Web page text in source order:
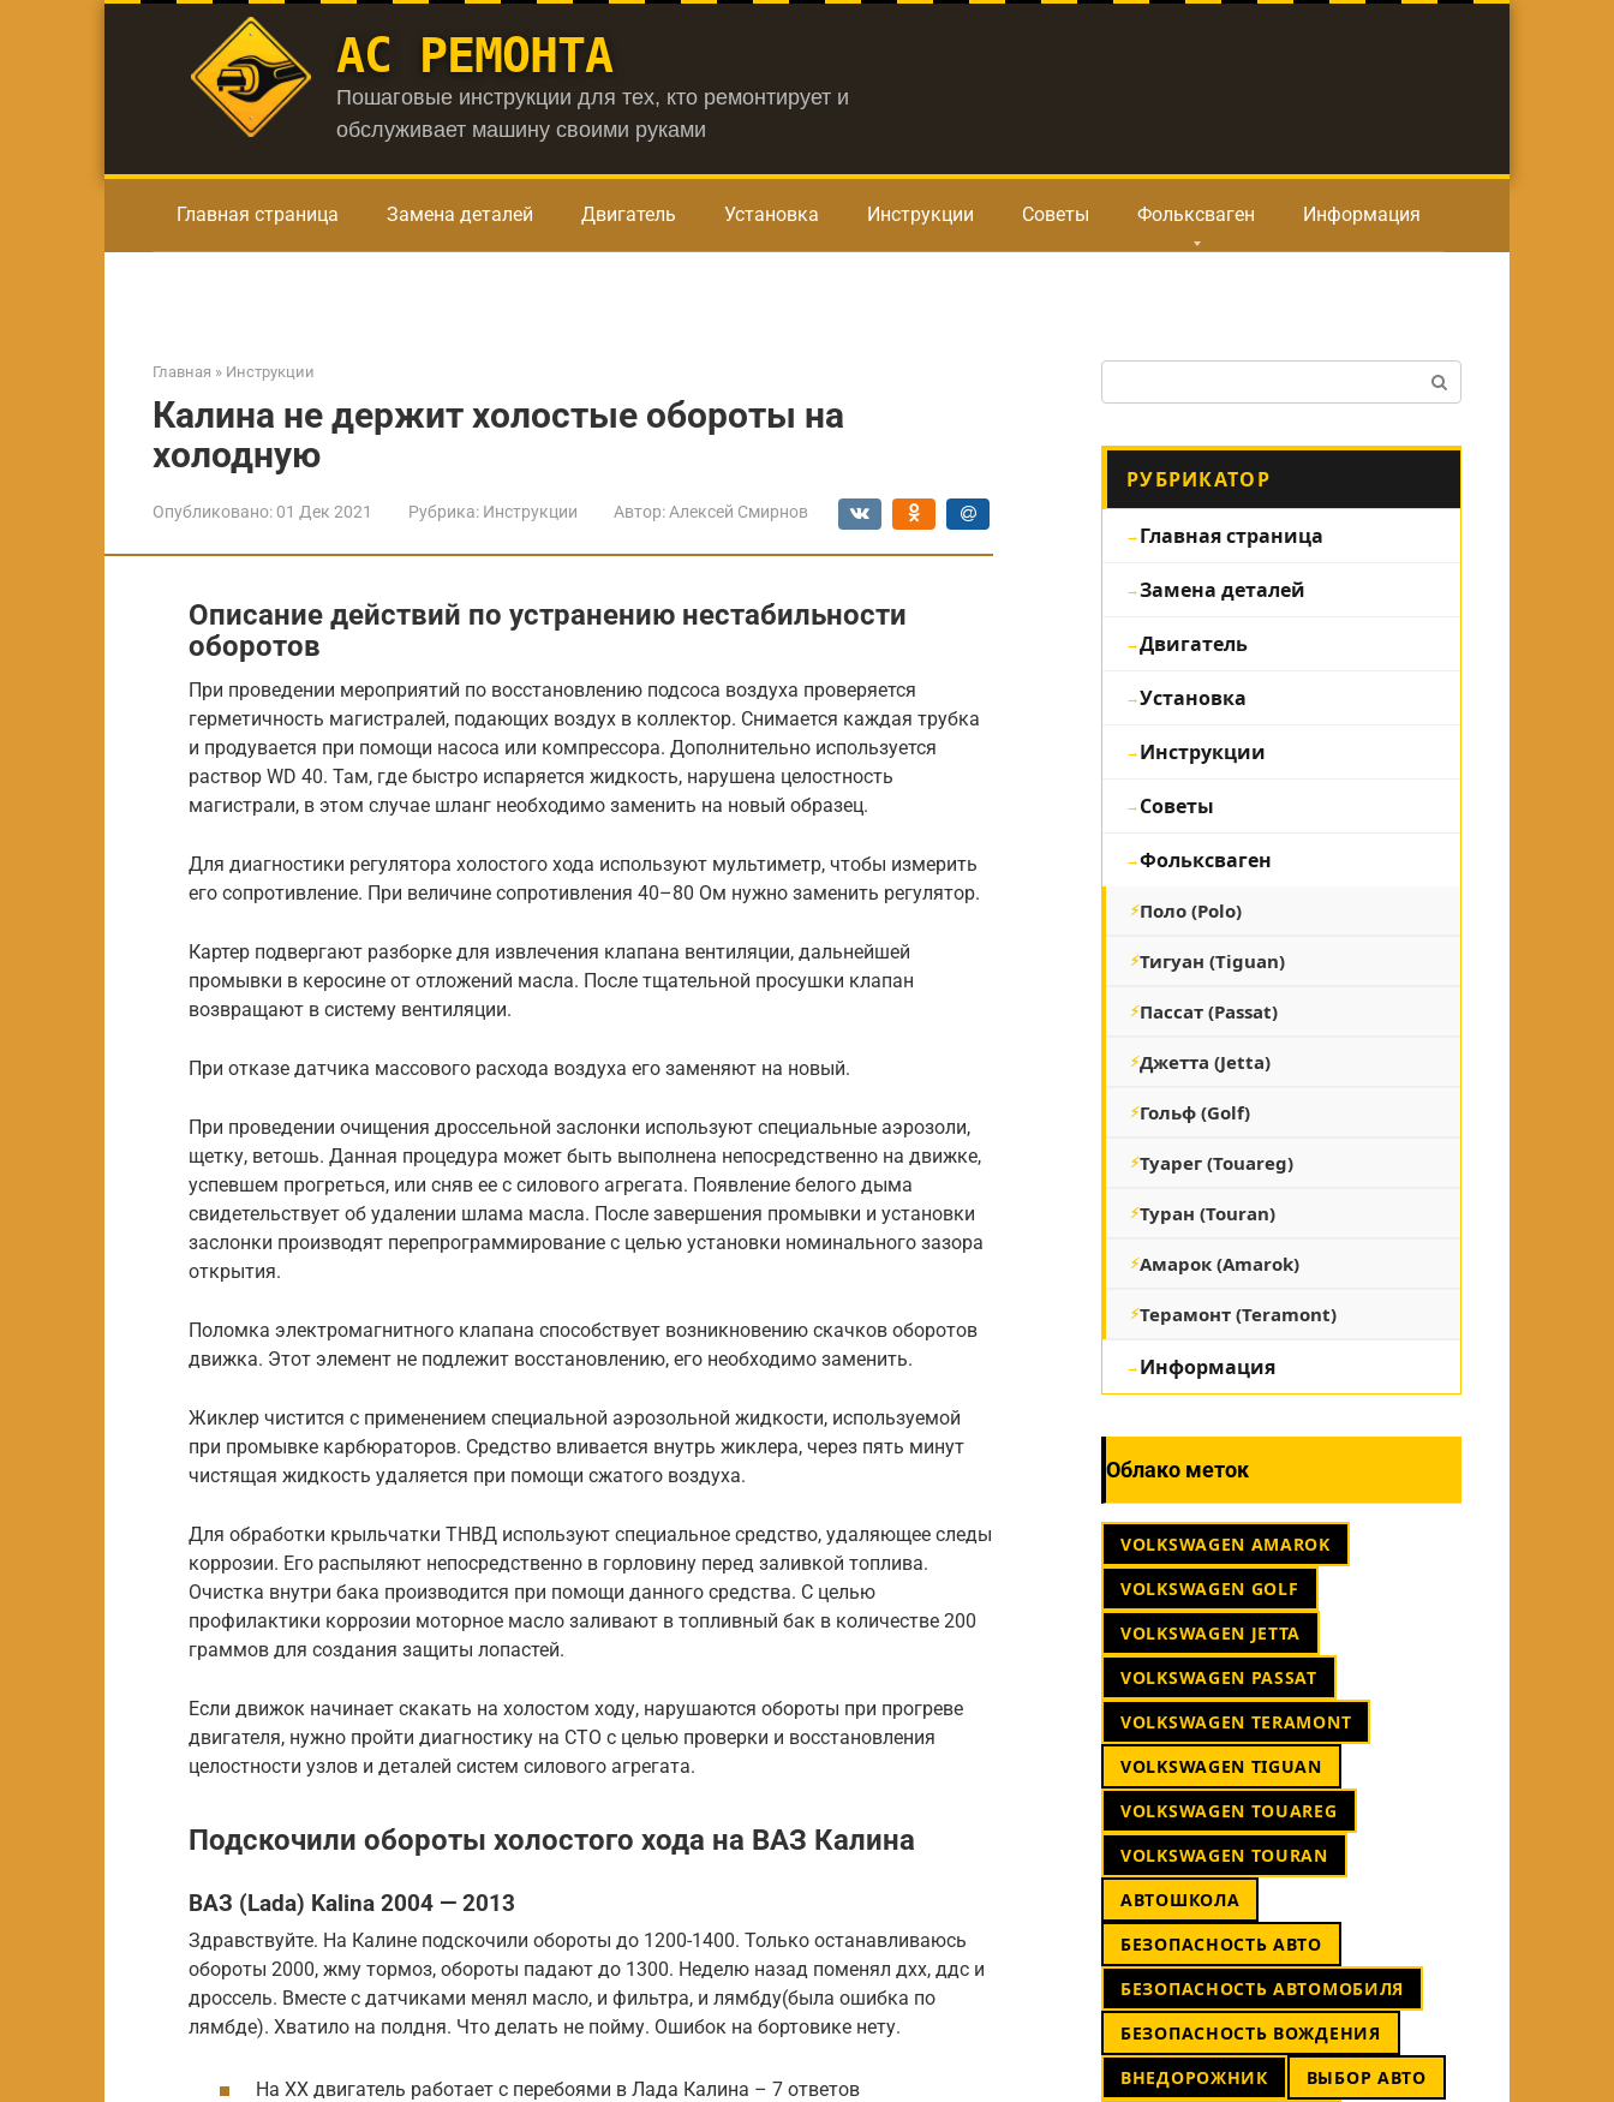
АС РЕМОНТА
Пошаговые инструкции для тех, кто ремонтирует и
обслуживает машину своими руками
Главная страница Замена деталей Двигатель Установка Инструкции Советы Фольксваген Информация
Главная » Инструкции
Калина не держит холостые обороты на
холодную
Опубликовано: 01 Дек 2021 Рубрика: Инструкции Автор: Алексей Смирнов
Описание действий по устранению нестабильности
оборотов
При проведении мероприятий по восстановлению подсоса воздуха проверяется
герметичность магистралей, подающих воздух в коллектор. Снимается каждая трубка
и продувается при помощи насоса или компрессора. Дополнительно используется
раствор WD 40. Там, где быстро испаряется жидкость, нарушена целостность
магистрали, в этом случае шланг необходимо заменить на новый образец.
Для диагностики регулятора холостого хода используют мультиметр, чтобы измерить
его сопротивление. При величине сопротивления 40–80 Ом нужно заменить регулятор.
Картер подвергают разборке для извлечения клапана вентиляции, дальнейшей
промывки в керосине от отложений масла. После тщательной просушки клапан
возвращают в систему вентиляции.
При отказе датчика массового расхода воздуха его заменяют на новый.
При проведении очищения дроссельной заслонки используют специальные аэрозоли,
щетку, ветошь. Данная процедура может быть выполнена непосредственно на движке,
успевшем прогреться, или сняв ее с силового агрегата. Появление белого дыма
свидетельствует об удалении шлама масла. После завершения промывки и установки
заслонки производят перепрограммирование с целью установки номинального зазора
открытия.
Поломка электромагнитного клапана способствует возникновению скачков оборотов
движка. Этот элемент не подлежит восстановлению, его необходимо заменить.
Жиклер чистится с применением специальной аэрозольной жидкости, используемой
при промывке карбюраторов. Средство вливается внутрь жиклера, через пять минут
чистящая жидкость удаляется при помощи сжатого воздуха.
Для обработки крыльчатки ТНВД используют специальное средство, удаляющее следы
коррозии. Его распыляют непосредственно в горловину перед заливкой топлива.
Очистка внутри бака производится при помощи данного средства. С целью
профилактики коррозии моторное масло заливают в топливный бак в количестве 200
граммов для создания защиты лопастей.
Если движок начинает скакать на холостом ходу, нарушаются обороты при прогреве
двигателя, нужно пройти диагностику на СТО с целью проверки и восстановления
целостности узлов и деталей систем силового агрегата.
Подскочили обороты холостого хода на ВАЗ Калина
ВАЗ (Lada) Kalina 2004 — 2013
Здравствуйте. На Калине подскочили обороты до 1200-1400. Только останавливаюсь
обороты 2000, жму тормоз, обороты падают до 1300. Неделю назад поменял дхх, ддс и
дроссель. Вместе с датчиками менял масло, и фильтра, и лямбду(была ошибка по
лямбде). Хватило на полдня. Что делать не пойму. Ошибок на бортовике нету.
На ХХ двигатель работает с перебоями в Лада Калина – 7 ответов
РУБРИКАТОР
Главная страница
Замена деталей
Двигатель
Установка
Инструкции
Советы
Фольксваген
Поло (Polo)
Тигуан (Tiguan)
Пассат (Passat)
Джетта (Jetta)
Гольф (Golf)
Туарег (Touareg)
Туран (Touran)
Амарок (Amarok)
Терамонт (Teramont)
Информация
Облако меток
VOLKSWAGEN AMAROK
VOLKSWAGEN GOLF
VOLKSWAGEN JETTA
VOLKSWAGEN PASSAT
VOLKSWAGEN TERAMONT
VOLKSWAGEN TIGUAN
VOLKSWAGEN TOUAREG
VOLKSWAGEN TOURAN
АВТОШКОЛА
БЕЗОПАСНОСТЬ АВТО
БЕЗОПАСНОСТЬ АВТОМОБИЛЯ
БЕЗОПАСНОСТЬ ВОЖДЕНИЯ
ВНЕДОРОЖНИК
ВЫБОР АВТО